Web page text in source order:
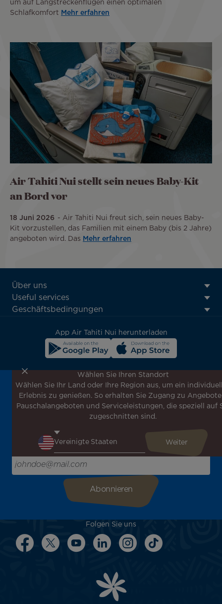
um auf Langstreckenflügen einen optimalen
Schlafkomfort
Mehr erfahren
Air Tahiti Nui stellt sein neues Baby-Kit
an Bord vor
18 Juni 2026
Air Tahiti Nui freut sich, sein neues Baby-
Kit vorzustellen, das Familien mit einem Baby (bis 2 Jahre)
angeboten wird. Das
Mehr erfahren
ATN:
Footer
menu
Über uns
Useful services
Geschäftsbedingungen
App Air Tahiti Nui herunterladen
Melden Sie sich für unseren Newsletter an, um die
neuesten Nachrichten zu erhalten!
Erhalten Sie unsere verschiedenen Sonderangebote und
Aktionen vor allen anderen, entdecken Sie unsere
inspirieren!
Bitte geben Sie hier Ihre E-Mail-Adresse ein
Folgen Sie uns
Wählen Sie Ihren Standort
Wählen Sie Ihr Land oder Ihre Region aus, um ein
Erlebnis zu genießen. So erhalten Sie Zugang zu
Pauschalangeboten und Serviceleistungen, die speziell auf
zugeschnitten sind.